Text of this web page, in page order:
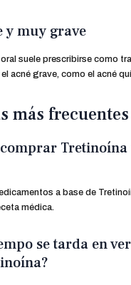
y muy grave
suele prescribirse como
acné grave, como el acné
más frecuentes
comprar
a base de
médica.
se tarda en